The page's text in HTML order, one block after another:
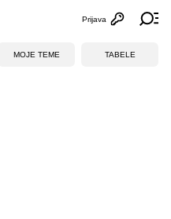
Otvori
Prijava
MOJE TEME TABELE